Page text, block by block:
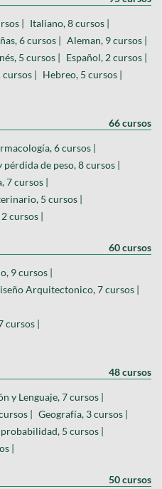
| Italiano, 8 cursos |
6 cursos | Aleman, 9 cursos |
5 cursos | Español, 2 cursos |
cursos | Hebreo, 5 cursos |
66 cursos
6 cursos |
de peso, 8 cursos |
7 cursos |
5 cursos |
cursos |
60 cursos
9 cursos |
Arquitectonico, 7 cursos |
cursos |
48 cursos
y Lenguaje, 7 cursos |
| Geografía, 3 cursos |
5 cursos |
|
50 cursos